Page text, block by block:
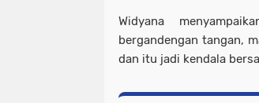
Widyana
bergandengan tangan,
dan itu jadi kendala